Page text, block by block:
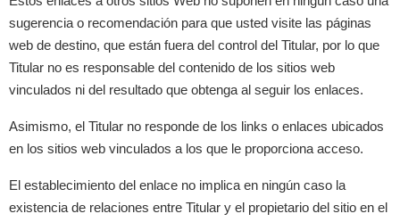
sugerencia o recomendación para que usted visite las páginas
web de destino, que están fuera del control del Titular, por lo que
Titular no es responsable del contenido de los sitios web
vinculados ni del resultado que obtenga al seguir los enlaces.
Asimismo, el Titular no responde de los links o enlaces ubicados
en los sitios web vinculados a los que le proporciona acceso.
El establecimiento del enlace no implica en ningún caso la
existencia de relaciones entre Titular y el propietario del sitio en el